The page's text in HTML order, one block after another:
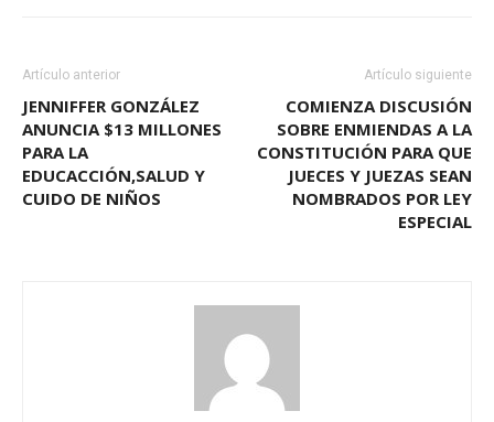
Artículo anterior
JENNIFFER GONZÁLEZ
ANUNCIA $13 MILLONES
PARA LA
EDUCACCIÓN,SALUD Y
CUIDO DE NIÑOS
Artículo siguiente
COMIENZA DISCUSIÓN
SOBRE ENMIENDAS A LA
CONSTITUCIÓN PARA QUE
JUECES Y JUEZAS SEAN
NOMBRADOS POR LEY
ESPECIAL